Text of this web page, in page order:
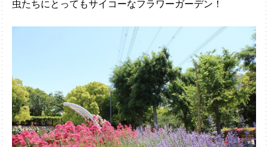
虫たちにとってもサイコーなフラワーガーデン！